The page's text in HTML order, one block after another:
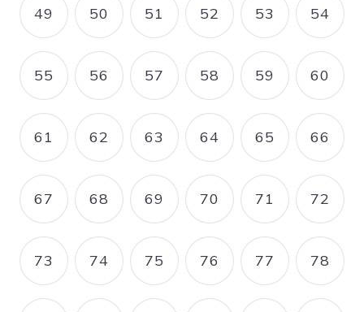
PAGE
49 PAGE
50 PAGE
51 PAGE
52 PAGE
53 PAGE
54
PAGE
55 PAGE
56 PAGE
57 PAGE
58 PAGE
59 PAGE
60
PAGE
61 PAGE
62 PAGE
63 PAGE
64 PAGE
65 PAGE
66
PAGE
67 PAGE
68 PAGE
69 PAGE
70 PAGE
71 PAGE
72
PAGE
73 PAGE
74 PAGE
75 PAGE
76 PAGE
77 PAGE
78